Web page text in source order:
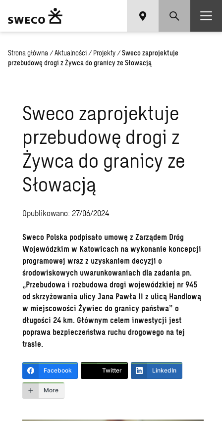
Strona główna / Aktualności / Projekty / Sweco zaprojektuje
przebudowę drogi z Żywca do granicy ze Słowacją
Sweco zaprojektuje
przebudowę drogi z
Żywca do granicy ze
Słowacją
Opublikowano: 27/06/2024
Sweco Polska podpisało umowę z Zarządem Dróg
Wojewódzkim w Katowicach na wykonanie koncepcji
programowej wraz z uzyskaniem decyzji o
środowiskowych uwarunkowaniach dla zadania pn.
„Przebudowa i rozbudowa drogi wojewódzkiej nr 945
od skrzyżowania ulicy Jana Pawła II z ulicą Handlową
w miejscowości Żywiec do granicy państwa” o
długości 24 km. Głównym celem inwestycji jest
poprawa bezpieczeństwa ruchu drogowego na tej
trasie.
Facebook Twitter LinkedIn
More